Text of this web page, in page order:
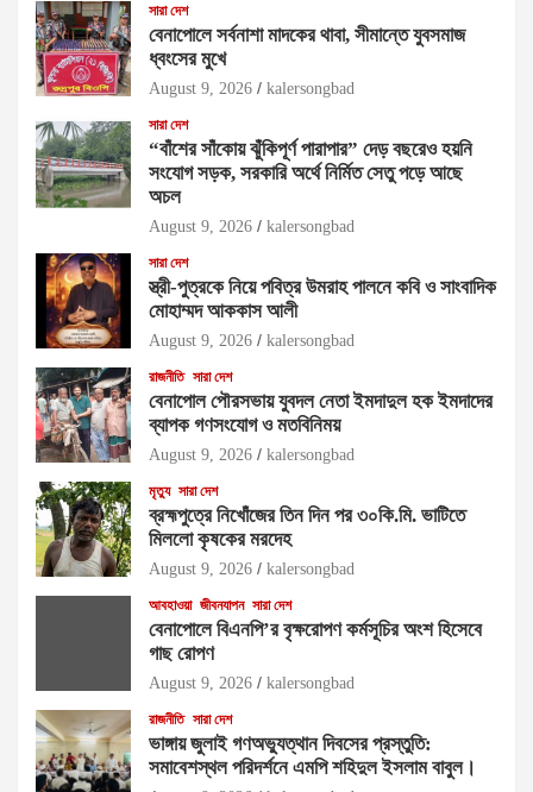
সারা দেশ
বেনাপোলে সর্বনাশা মাদকের থাবা, সীমান্তে যুবসমাজ
ধ্বংসের মুখে
August 9, 2026 kalersongbad
সারা দেশ
“বাঁশের সাঁকোয় ঝুঁকিপূর্ণ পারাপার” দেড় বছরেও হয়নি
সংযোগ সড়ক, সরকারি অর্থে নির্মিত সেতু পড়ে আছে
অচল
August 9, 2026 kalersongbad
সারা দেশ
স্ত্রী-পুত্রকে নিয়ে পবিত্র উমরাহ পালনে কবি ও সাংবাদিক
মোহাম্মদ আককাস আলী
August 9, 2026 kalersongbad
রাজনীতি সারা দেশ
বেনাপোল পৌরসভায় যুবদল নেতা ইমদাদুল হক ইমদাদের
ব্যাপক গণসংযোগ ও মতবিনিময়
August 9, 2026 kalersongbad
মৃত্যু সারা দেশ
ব্রহ্মপুত্রে নিখোঁজের তিন দিন পর ৩০কি.মি. ভাটিতে
মিললো কৃষকের মরদেহ
August 9, 2026 kalersongbad
আবহাওয়া জীবনযাপন সারা দেশ
বেনাপোলে বিএনপি’র বৃক্ষরোপণ কর্মসূচির অংশ হিসেবে
গাছ রোপণ
August 9, 2026 kalersongbad
রাজনীতি সারা দেশ
ভাঙ্গায় জুলাই গণঅভ্যুত্থান দিবসের প্রস্তুতি:
সমাবেশস্থল পরিদর্শনে এমপি শহিদুল ইসলাম বাবুল। ​